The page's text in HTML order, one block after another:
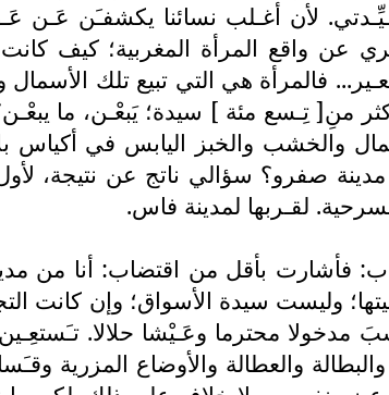
لأن أغـلب نسائنا يكشفـَن عَـن
عن واقع المرأة المغربية؛ كيف
فالمرأة هي التي تبيع تلك الأسمال
منِ[ تِـسع مئة ] سيدة؛ يَبعْـن، ما
والخشب والخبز اليابس في أكياس
مدينة صفرو؟ سؤالي ناتج عن نتيجة،
لقـربها لمدينة فاس.
فأشارت بأقل من اقتضاب: أنا من
وليست سيدة الأسواق؛ وإن كانت
محترما وعَـيْشا حلالا.
والعطالة والأوضاع المزرية